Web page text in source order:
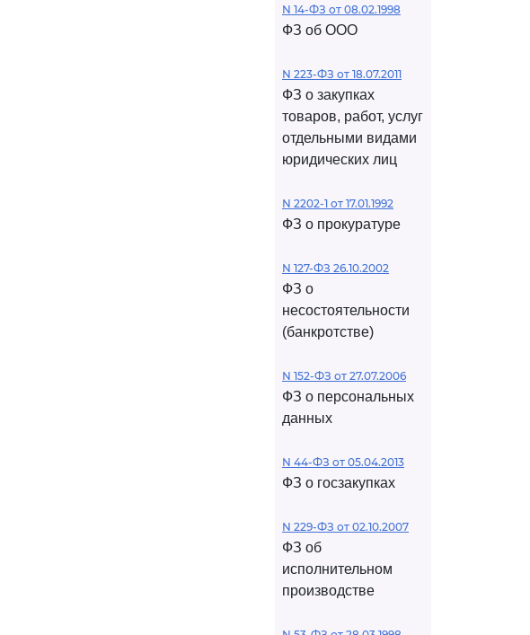
N 14-ФЗ от 08.02.1998
ФЗ об ООО
N 223-ФЗ от 18.07.2011
ФЗ о закупках
товаров, работ, услуг
отдельными видами
юридических лиц
N 2202-1 от 17.01.1992
ФЗ о прокуратуре
N 127-ФЗ 26.10.2002
ФЗ о
несостоятельности
(банкротстве)
N 152-ФЗ от 27.07.2006
ФЗ о персональных
данных
N 44-ФЗ от 05.04.2013
ФЗ о госзакупках
N 229-ФЗ от 02.10.2007
ФЗ об
исполнительном
производстве